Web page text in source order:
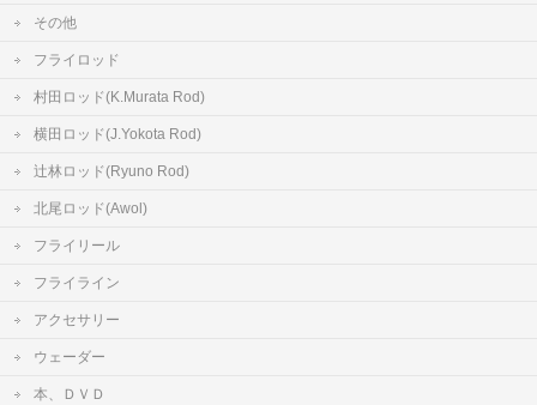
その他
フライロッド
村田ロッド(K.Murata Rod)
横田ロッド(J.Yokota Rod)
辻林ロッド(Ryuno Rod)
北尾ロッド(Awol)
フライリール
フライライン
アクセサリー
ウェーダー
本、ＤＶＤ